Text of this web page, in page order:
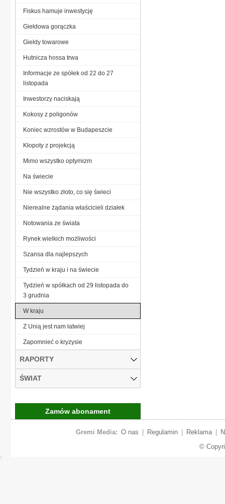
Fiskus hamuje inwestycję
Giełdowa gorączka
Giełdy towarowe
Hutnicza hossa trwa
Informacje ze spółek od 22 do 27
listopada
Inwestorzy naciskają
Kokosy z poligonów
Koniec wzrostów w Budapeszcie
Kłopoty z projekcją
Mimo wszystko optymizm
Na świecie
Nie wszystko złoto, co się świeci
Nierealne żądania właścicieli działek
Notowania ze świata
Rynek wielkich możliwości
Szansa dla najlepszych
Tydzień w kraju i na świecie
Tydzień w spółkach od 29 listopada do
3 grudnia
W kraju
Z Unią jest nam łatwiej
Zapomnieć o kryzysie
RAPORTY
ŚWIAT
Zamów abonament
Gremi Media: O nas Regulamin Reklama
©